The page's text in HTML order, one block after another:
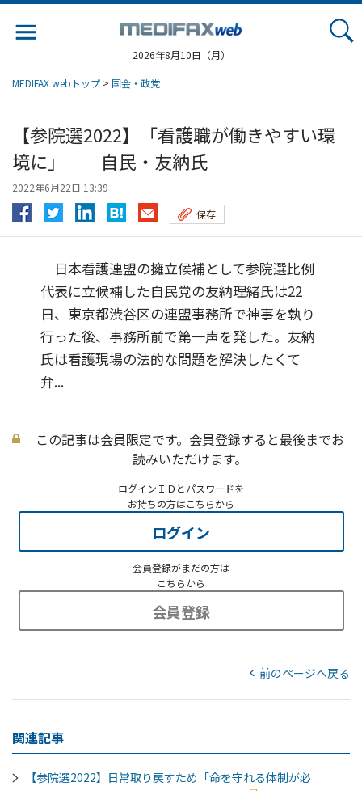
2026年8月10日（月）
MEDIFAX webトップ > 国会・政党
【参院選2022】「看護職が働きやすい環
境に」 自民・友納氏
2022年6月22日 13:39
保存
日本看護連盟の擁立候補として参院選比例
代表に立候補した自民党の友納理緒氏は22
日、東京都渋谷区の連盟事務所で神事を執り
行った後、事務所前で第一声を発した。友納
氏は看護現場の法的な問題を解決したくて
弁...
この記事は会員限定です。会員登録すると最後までお
読みいただけます。
ログインＩＤとパスワードを
お持ちの方はこちらから
ログイン
会員登録がまだの方は
こちらから
会員登録
前のページへ戻る
関連記事
【参院選2022】日常取り戻すため「命を守れる体制が必